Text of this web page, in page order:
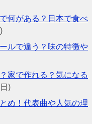
何がある？日本で食べ
ルで違う？味の特徴や
家で作れる？気になる
)
め！代表曲や人気の理